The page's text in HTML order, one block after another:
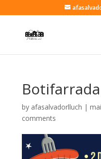
by afasalvadorlluch |
comments